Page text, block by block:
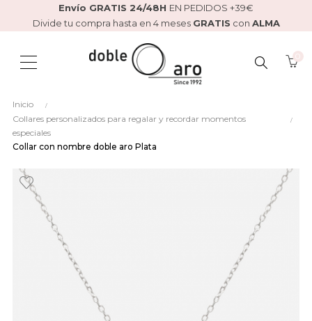
Envío GRATIS 24/48H EN PEDIDOS +39€
Divide tu compra hasta en 4 meses GRATIS con ALMA
BUSCAR
Inicio
Collares personalizados para regalar y recordar momentos
especiales
Collar con nombre doble aro Plata